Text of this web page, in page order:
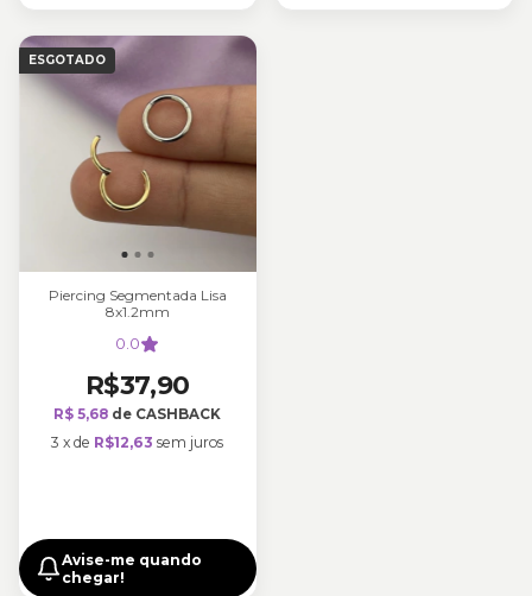
ESGOTADO
Piercing Segmentada Lisa
8x1.2mm
0.0
R$37,90
R$ 5,68 de CASHBACK
3 xde R$12,63 sem juros
Avise-me quando
chegar!